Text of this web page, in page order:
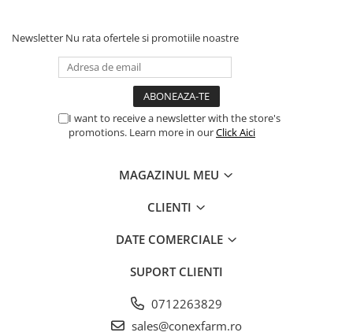
Newsletter Nu rata ofertele si promotiile noastre
I want to receive a newsletter with the store's
promotions. Learn more in ourClick Aici
MAGAZINUL MEU
CLIENTI
DATE COMERCIALE
SUPORT CLIENTI
0712263829
sales@conexfarm.ro